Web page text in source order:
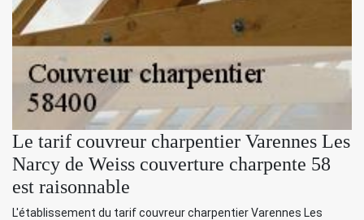
Le tarif couvreur charpentier Varennes Les
Narcy de Weiss couverture charpente 58
est raisonnable
L'établissement du tarif couvreur charpentier Varennes Les